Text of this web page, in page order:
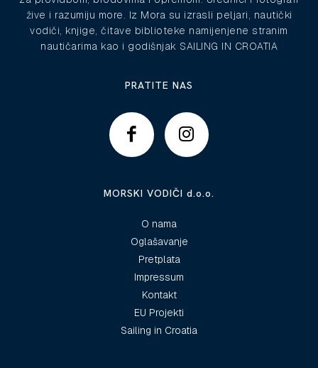
žive i razumiju more. Iz Mora su izrasli peljari, nautički
vodiči, knjige, čitave biblioteke namijenjene stranim
nautičarima kao i godišnjak SAILING IN CROATIA
PRATITE NAS
MORSKI VODIČI d.o.o.
O nama
Oglašavanje
Pretplata
Impressum
Kontakt
EU Projekti
Sailing in Croatia